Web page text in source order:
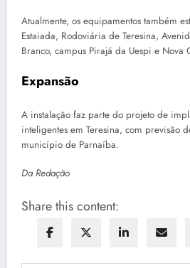
Atualmente, os equipamentos também
Estaiada, Rodoviária de Teresina,
Branco, campus Pirajá da Uespi e Nova
Expansão
A instalação faz parte do projeto de
inteligentes em Teresina, com previsão
município de Parnaíba.
Da Redação
Share this content: